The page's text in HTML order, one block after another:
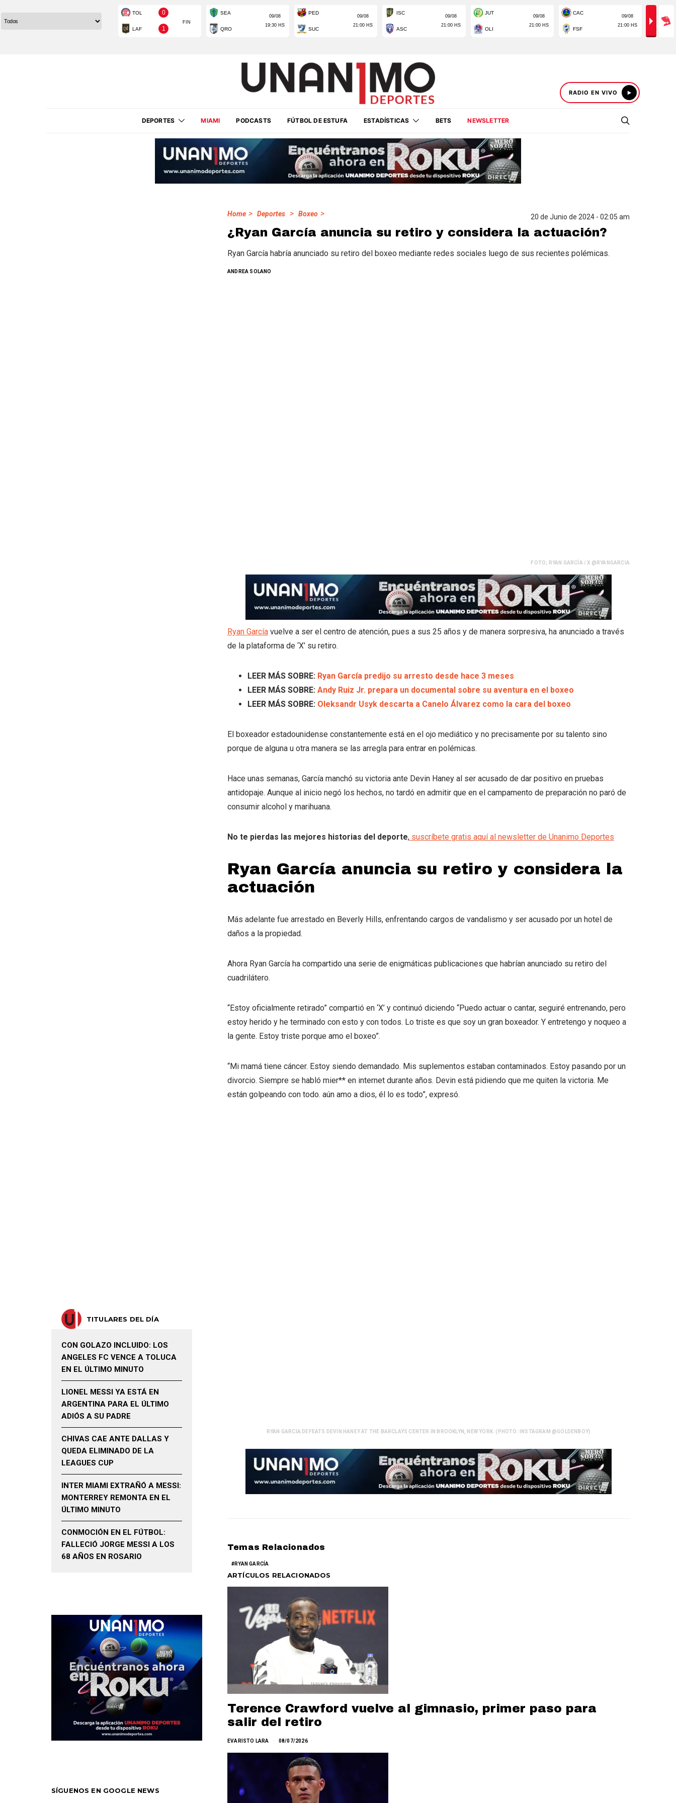
RADIO EN VIVO
DEPORTES MIAMI PODCASTS FÚTBOL DE ESTUFA ESTADÍSTICAS BETS NEWSLETTER
Home > Deportes > Boxeo > 20 de Junio de 2024 - 02:05 am
¿Ryan García anuncia su retiro y considera la actuación?
Ryan García habría anunciado su retiro del boxeo mediante redes sociales luego de sus recientes polémicas.
ANDREA SOLANO
FOTO; RYAN GARCÍA / X @RYANGARCIA
Ryan García vuelve a ser el centro de atención, pues a sus 25 años y de manera sorpresiva, ha anunciado a través
de la plataforma de ‘X’ su retiro.
LEER MÁS SOBRE: Ryan García predijo su arresto desde hace 3 meses
LEER MÁS SOBRE: Andy Ruiz Jr. prepara un documental sobre su aventura en el boxeo
LEER MÁS SOBRE: Oleksandr Usyk descarta a Canelo Álvarez como la cara del boxeo
El boxeador estadounidense constantemente está en el ojo mediático y no precisamente por su talento sino
porque de alguna u otra manera se las arregla para entrar en polémicas.
Hace unas semanas, García manchó su victoria ante Devin Haney al ser acusado de dar positivo en pruebas
antidopaje. Aunque al inicio negó los hechos, no tardó en admitir que en el campamento de preparación no paró de
consumir alcohol y marihuana.
No te pierdas las mejores historias del deporte, suscríbete gratis aquí al newsletter de Unanimo Deportes
Ryan García anuncia su retiro y considera la
actuación
Más adelante fue arrestado en Beverly Hills, enfrentando cargos de vandalismo y ser acusado por un hotel de
daños a la propiedad.
Ahora Ryan García ha compartido una serie de enigmáticas publicaciones que habrían anunciado su retiro del
cuadrilátero.
“Estoy oficialmente retirado” compartió en ‘X’ y continuó diciendo “Puedo actuar o cantar, seguiré entrenando, pero
estoy herido y he terminado con esto y con todos. Lo triste es que soy un gran boxeador. Y entretengo y noqueo a
la gente. Estoy triste porque amo el boxeo”.
“Mi mamá tiene cáncer. Estoy siendo demandado. Mis suplementos estaban contaminados. Estoy pasando por un
divorcio. Siempre se habló mier** en internet durante años. Devin está pidiendo que me quiten la victoria. Me
están golpeando con todo. aún amo a dios, él lo es todo”, expresó.
RYAN GARCIA DEFEATS DEVIN HANEY AT THE BARCLAYS CENTER IN BROOKLYN, NEW YORK. (PHOTO: INSTAGRAM @GOLDENBOY)
Temas Relacionados
RYAN GARCÍA
ARTÍCULOS RELACIONADOS
Terence Crawford vuelve al gimnasio, primer paso para
salir del retiro
EVARISTO LARA 08/07/2026
TITULARES DEL DÍA
CON GOLAZO INCLUIDO: LOS
ANGELES FC VENCE A TOLUCA
EN EL ÚLTIMO MINUTO
LIONEL MESSI YA ESTÁ EN
ARGENTINA PARA EL ÚLTIMO
ADIÓS A SU PADRE
CHIVAS CAE ANTE DALLAS Y
QUEDA ELIMINADO DE LA
LEAGUES CUP
INTER MIAMI EXTRAÑÓ A MESSI:
MONTERREY REMONTA EN EL
ÚLTIMO MINUTO
CONMOCIÓN EN EL FÚTBOL:
FALLECIÓ JORGE MESSI A LOS
68 AÑOS EN ROSARIO
SÍGUENOS EN GOOGLE NEWS